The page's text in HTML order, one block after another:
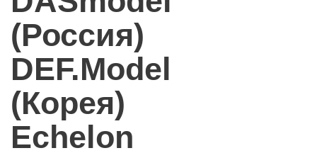
(Россия)
DEF.Model
(Корея)
Echelon